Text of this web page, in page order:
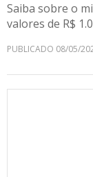
Saiba sobre o
valores de R$
PUBLICADO 08/05/